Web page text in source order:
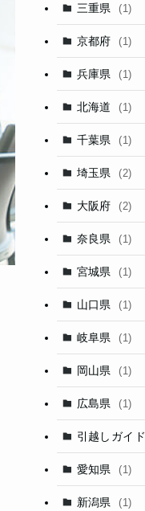
三重県 (1)
京都府 (1)
兵庫県 (1)
北海道 (1)
千葉県 (1)
埼玉県 (2)
大阪府 (2)
奈良県 (1)
宮城県 (1)
山口県 (1)
岐阜県 (1)
岡山県 (1)
広島県 (1)
引越しガイド
愛知県 (1)
新潟県 (1)